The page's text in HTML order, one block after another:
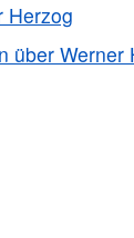
Herzog
über Werner